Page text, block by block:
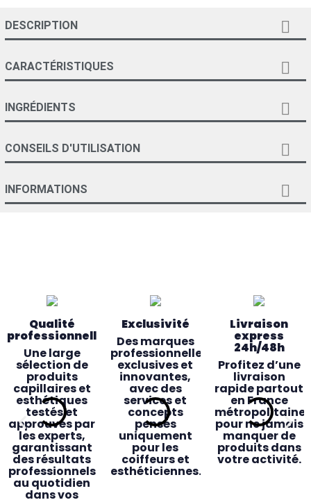
DESCRIPTION 
CARACTÉRISTIQUES 
INGRÉDIENTS 
CONSEILS D'UTILISATION 
INFORMATIONS 
Qualité
professionnelle
Une large
sélection de
produits
capillaires et
esthétiques
testés et
approuvés par
les experts,
garantissant
des résultats
professionnels
au quotidien
dans vos
Exclusivité
Des marques
professionnelles
exclusives et
innovantes,
avec des
services et
concepts
pensés
uniquement
pour les
coiffeurs et
esthéticiennes.
Livraison
express
24h/48h
Profitez d’une
livraison
rapide partout
en France
métropolitaine
pour ne jamais
manquer de
produits dans
votre activité.